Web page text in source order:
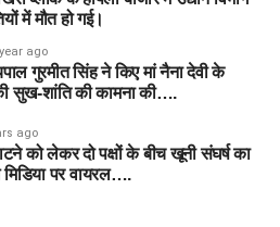
में मौत हो गई।
ago
गुरमीत सिंह ने किए मां नैना देवी के
सुख-शांति की कामना की….
ago
को लेकर दो पक्षों के बीच खूनी संघर्ष का
मिडिया पर वायरल….